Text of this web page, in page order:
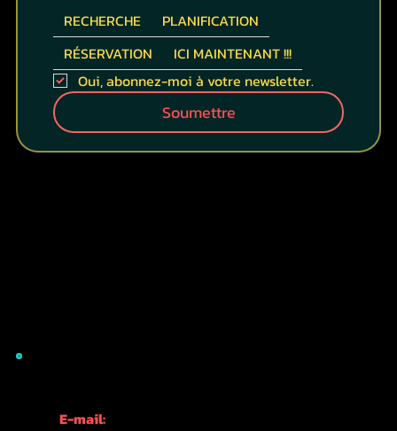
RECHERCHE
PLANIFICATION
RÉSERVATION
ICI MAINTENANT !!!
Oui, abonnez-moi à votre newsletter.
Soumettre
E-mail: